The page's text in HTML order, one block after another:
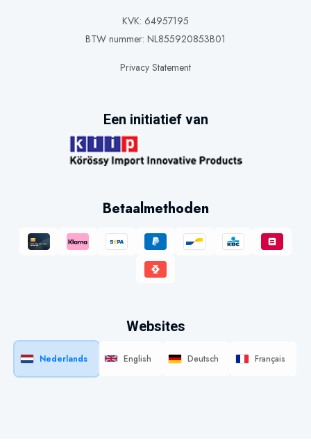
KVK: 64957195
BTW nummer: NL855920853B01
Privacy Statement
Een initiatief van
Betaalmethoden
Websites
Nederlands English Deutsch Français